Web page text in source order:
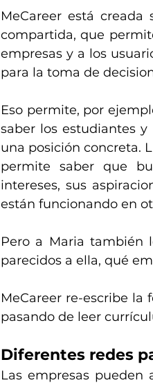
MeCareer está
compartida, que
empresas y a los
para la toma de
Eso permite, por
saber los estudiantes
una posición concreta.
permite saber que
intereses, sus
están funcionando en
Pero a Maria también
parecidos a ella, qué
MeCareer re-escribe
pasando de leer
Diferentes redes
Las empresas